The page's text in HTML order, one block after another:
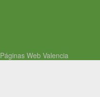
Páginas Web Valencia